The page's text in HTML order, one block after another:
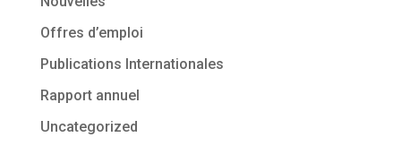
Offres d’emploi
Publications Internationales
Rapport annuel
Uncategorized